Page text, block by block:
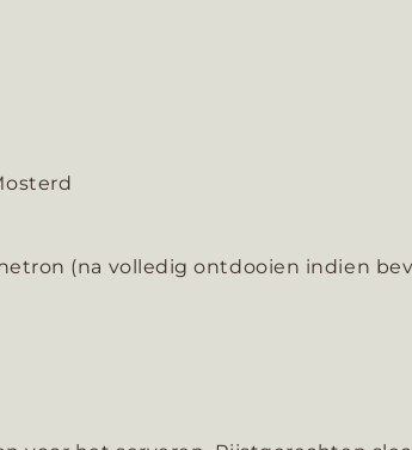
(na volledig ontdooien indien